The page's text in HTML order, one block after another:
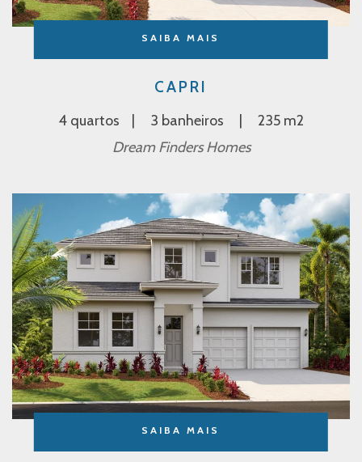
SAIBA MAIS
SAIBA MAIS
CAPRI
4 quartos 3 banheiros
235 m2
Dream Finders Homes